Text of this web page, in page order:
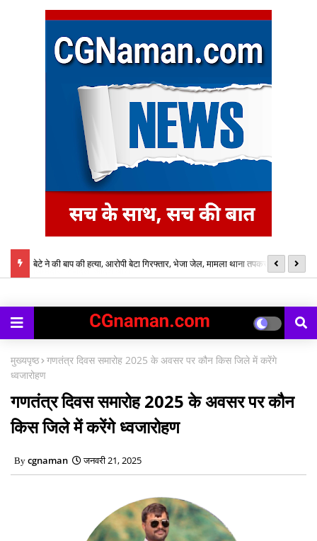
बेटे ने की बाप की हत्या, आरोपी बेटा गिरफ्तार, भेजा जेल, मामला थाना तपकरा अन्तर्गत
मुख्यपृष्ठ गणतंत्र दिवस समारोह 2025 के अवसर पर कौन किस जिले में करेंगे
ध्वजारोहण
गणतंत्र दिवस समारोह 2025 के अवसर पर कौन
किस जिले में करेंगे ध्वजारोहण
cgnaman जनवरी 21, 2025